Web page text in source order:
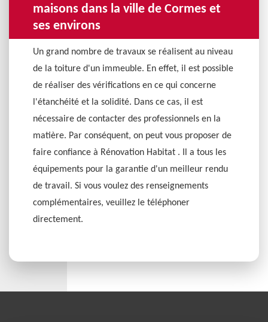
maisons dans la ville de Cormes et
ses environs
Un grand nombre de travaux se réalisent au niveau
de la toiture d'un immeuble. En effet, il est possible
de réaliser des vérifications en ce qui concerne
l'étanchéité et la solidité. Dans ce cas, il est
nécessaire de contacter des professionnels en la
matière. Par conséquent, on peut vous proposer de
faire confiance à Rénovation Habitat . Il a tous les
équipements pour la garantie d'un meilleur rendu
de travail. Si vous voulez des renseignements
complémentaires, veuillez le téléphoner
directement.